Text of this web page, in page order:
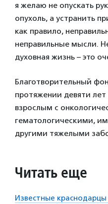
я желаю не опускать
опухоль, а устранить
как правило,
неправильные мысли.
духовная жизнь – это
Благотворительный
протяжении девяти
взрослым с
гематологическими,
другими тяжелыми
Читать еще
Известные